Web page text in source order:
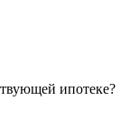
ипотеке?